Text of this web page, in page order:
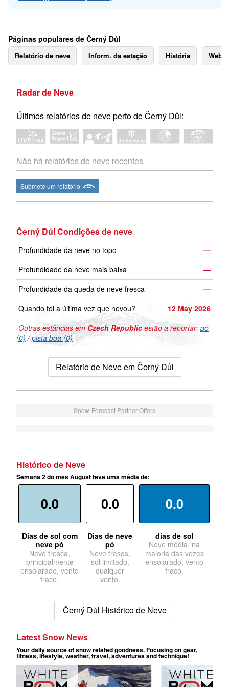
Páginas populares de Černý Důl
Relatório de neve Inform. da estação História
Radar de Neve
Últimos relatórios de neve perto de Černý Důl:
Não há relatórios de neve recentes
Submete um relatório
Černý Důl Condições de neve
Profundidade da neve no topo
—
Profundidade da neve mais baixa
—
Profundidade da queda de neve fresca
—
Quando foi a última vez que nevou?
12 May 2026
Outras estâncias emCzech Republic estão a reportar: pó
(0) /pista boa (0)
Relatório de Neve em Černý Důl
Snow-Forecast Partner Offers
Histórico de Neve
Semana 2 do mês August teve uma média de:
0.0
Dias de sol com
neve pó
Neve fresca,
principalmente
ensolarado, vento
fraco.
0.0
Dias de neve
pó
Neve fresca,
sol limitado,
qualquer
vento.
0.0
dias de sol
Neve média, na
maioria das vezes
ensolarado, vento
fraco.
Černý Důl Histórico de Neve